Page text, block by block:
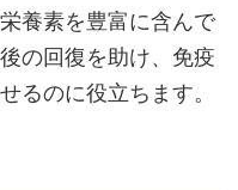
養素を豊富に含んで
の回復を助け、免疫
るのに役立ちます。